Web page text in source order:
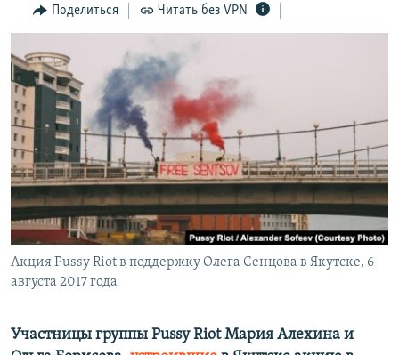
поискуИНФОГРАФИКА
СОВЕТЫ ПРАВОЗАЩИТНИКОВ
ПРОПАВШИЕ БЕЗ ВЕСТИ
ПОБЕДИТЕЛЕЙ НЕ СУДЯТ?
КРЫМ.НЕПОКОРЕННЫЙ
ELIFBE
УКРАИНСКАЯ ПРОБЛЕМА КРЫМА
КАК ОБОЙТИ БЛОКИРОВКУ
Українською
Qırımtatar
ПРИСОЕДИНЯЙТЕСЬ!
Все сайты RFE/RL
Поделиться Читать без VPN
Акция Pussy Riot в поддержку Олега Сенцова в Якутске, 6
августа 2017 года
Участницы группы Pussy Riot Мария Алехина и